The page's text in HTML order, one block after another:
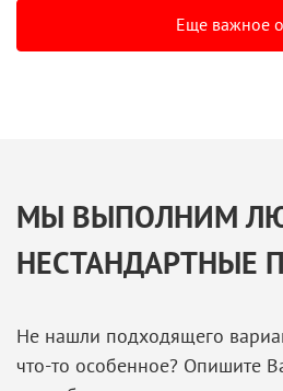
Еще важное
МЫ ВЫПОЛНИМ
НЕСТАНДАРТНЫЕ
Не нашли подходящего
что-то особенное? Опишите